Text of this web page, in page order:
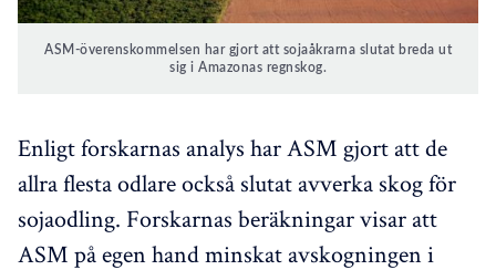
ASM-överenskommelsen har gjort att sojaåkrarna slutat breda ut
sig i Amazonas regnskog.
Enligt forskarnas analys har ASM gjort att de
allra flesta odlare också slutat avverka skog för
sojaodling. Forskarnas beräkningar visar att
ASM på egen hand minskat avskogningen i